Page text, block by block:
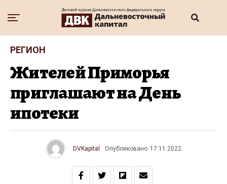
РЕГИОН
Жителей Приморья
приглашают на День
ипотеки
DVKapital Опубликовано 17.11.2022